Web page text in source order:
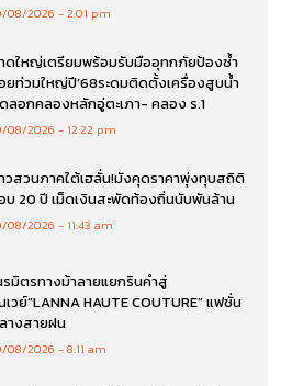
08/2026 2:01 pm
ดใหญ่เตรียมพร้อมรับมืออุทกภัยป้องซ้ำ
ยท่วมใหญ่ปี’68ระดมติดตั้งเครื่องสูบน้ำ
ลอกคลองหลักอู่ตะเภา- คลอง ร.1
08/2026 12:22 pm
วสวนภาคใต้เฮลั่น!มังคุดราคาพุ่งทุบสถิติ
บ 20 ปี เม็ดเงินสะพัดท้องถิ่นนับพันล้าน
08/2026 11:43 am
รมิตรทางม้าลายแยกรินคำสู่
เวย์“LANNA HAUTE COUTURE” แฟชั่น
างสายฝน
08/2026 8:11 am